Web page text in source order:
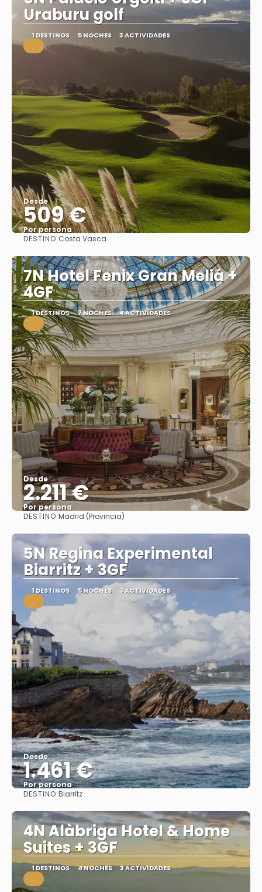
Uraburu golf
1 DESTINOS 5 NOCHES 3 ACTIVIDADES
.
Desde
509 €
Por persona
DESTINO:Costa Vasca
7N Hotel Fenix Gran Meliá +
4GF
1 DESTINOS 7 NOCHES 4 ACTIVIDADES
.
Desde
2.211 €
Por persona
DESTINO:Madrid (Provincia)
5N Regina Experimental
Biarritz + 3GF
1 DESTINOS 5 NOCHES 3 ACTIVIDADES
.
Desde
1.461 €
Por persona
DESTINO:Biarritz
4N Alàbriga Hotel & Home
Suites + 3GF
1 DESTINOS 4 NOCHES 3 ACTIVIDADES
.